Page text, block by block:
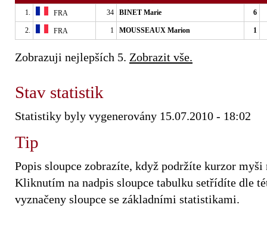
1. FRA 34 BINET Marie 6
2. FRA 1 MOUSSEAUX Marion 1
Zobrazuji nejlepších 5. Zobrazit vše.
Stav statistik
Statistiky byly vygenerovány 15.07.2010 - 18:02
Tip
Popis sloupce zobrazíte, když podržíte kurzor myši
Kliknutím na nadpis sloupce tabulku setřídíte dle
vyznačeny sloupce se základními statistikami.